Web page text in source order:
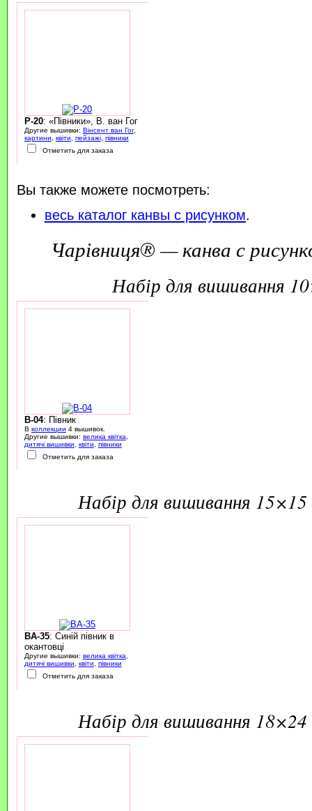
P-20: «Півники», В. ван Гог
Другие вышивки: Вінсент ван Гог,
картини, квіти, пейзажі, півники
Отметить для заказа
Вы также можете посмотреть:
весь каталог канвы с рисунком.
Чарівниця® — канва с
набір для вишивання
B-04: Півник
В коллекции 4 вышивок.
Другие вышивки: велика квітка
дитячі вишивки
квіти
півники
Отметить для заказа
набір для вишивання 15×15
BA-35: Синій півник в
окантовці
Другие вышивки: велика квітка
дитячі вишивки
квіти
півники
Отметить для заказа
набір для вишивання 18×24